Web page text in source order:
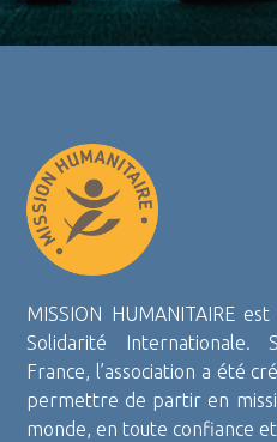
MISSION HUMANITAIRE
Solidarité Internationale.
France, l’association a été
permettre de partir en
monde, en toute confiance